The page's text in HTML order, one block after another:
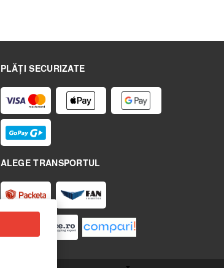
PLĂȚI SECURIZATE
ALEGE TRANSPORTUL